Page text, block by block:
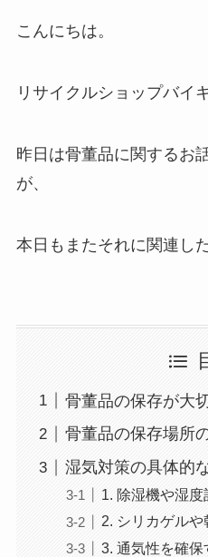
こんにちは。
リサイクルショップバイ
昨日は骨董品に関するお
が、
本日もまたそれに関連し
骨董品の保存が大
骨董品の保存場所
湿気対策の具体的
1. 除湿機や湿度
2. シリカゲルや
3. 通気性を確保